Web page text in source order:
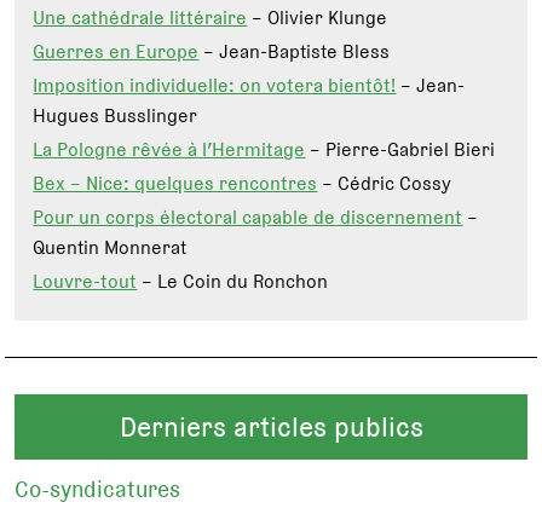
Une cathédrale littéraire – Olivier Klunge
Guerres en Europe – Jean-Baptiste Bless
Imposition individuelle: on votera bientôt! – Jean-
Hugues Busslinger
La Pologne rêvée à l’Hermitage – Pierre-Gabriel Bieri
Bex – Nice: quelques rencontres – Cédric Cossy
Pour un corps électoral capable de discernement –
Quentin Monnerat
Louvre-tout – Le Coin du Ronchon
Derniers articles publics
Co-syndicatures